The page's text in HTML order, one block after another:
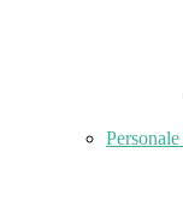
Personale